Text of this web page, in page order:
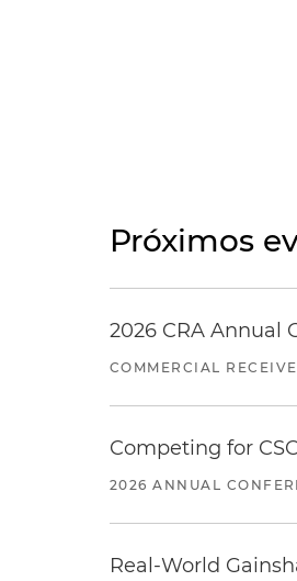
Próximos
2026 CRA Annual
COMMERCIAL
Competing for
2026 ANNUAL
Real-World